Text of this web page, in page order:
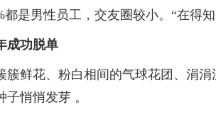
都是男性员工，交友圈较小。“在得
成功脱单
鲜花、粉白相间的气球花团、涓涓
悄悄发芽 。